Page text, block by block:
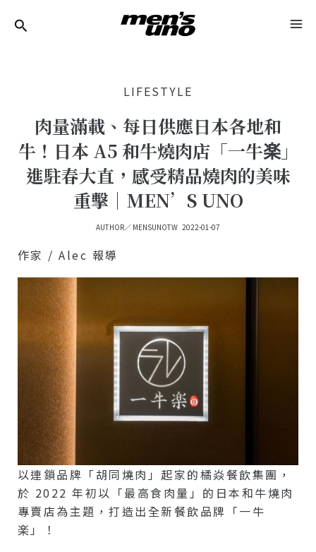
LIFESTYLE
肉量滿載、每日供應日本各地和
牛！日本 A5 和牛燒肉店「一牛楽」
進駐春大直，感受精品燒肉的美味
重擊｜MEN’S UNO
AUTHOR／ MENSUNOTW 2022-01-07
作家 / Alec 報導
以連鎖品牌「胡同燒肉」起家的橘焱餐飲集團，
於 2022 年初以「最高食肉量」的日本和牛燒肉
專賣店為主題，打造出全新餐飲品牌「一牛
楽」！
Navigation